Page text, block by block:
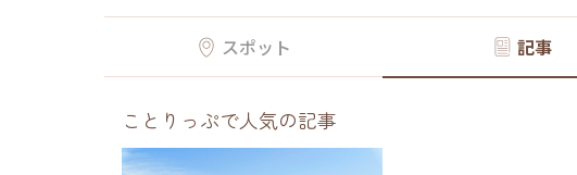
スポット 記事
ことりっぷで人気の記事